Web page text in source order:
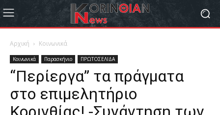
Αρχική Κοινωνικά
Κοινωνικά Παρασκήνιο ΠΡΩΤΟΣΕΛΙΔΑ
“Περίεργα” τα πράγματα
στο επιμελητήριο